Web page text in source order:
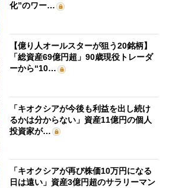
化”のワー…
【億り人オールスターが狙う20銘柄】
「総資産69億円超」90歳現役トレーダ
ーから“10…
「キオクシアが今後も利益を出し続け
るかは分からない」資産11億円の個人
投資家が…
「キオクシアが再び株価10万円になる
日は遠い」資産3億円超のサラリーマン